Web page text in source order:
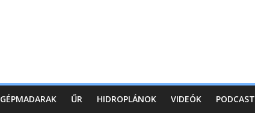
GÉPMADARAK ŰR HIDROPLÁNOK VIDEÓK PODCAST